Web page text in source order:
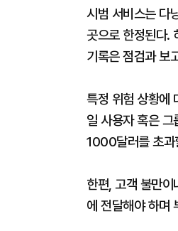
시범 서비스는 다
곳으로 한정된다.
기록은 점검과 보
특정 위험 상황에
일 사용자 혹은
1000달러를 초과
한편, 고객 불만이
에 전달해야 하며